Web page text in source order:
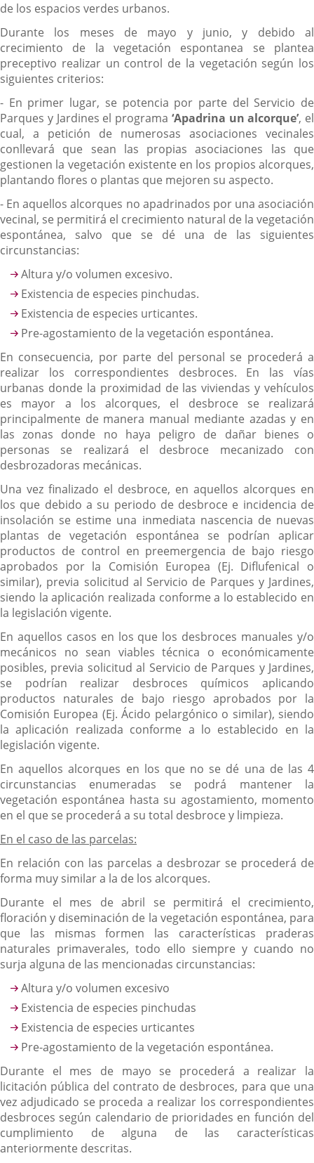
de los espacios verdes urbanos.
Durante los meses de mayo y junio, y debido al
crecimiento de la vegetación espontanea se plantea
preceptivo realizar un control de la vegetación según los
siguientes criterios:
- En primer lugar, se potencia por parte del Servicio de
Parques y Jardines el programa ‘Apadrina un alcorque’, el
cual, a petición de numerosas asociaciones vecinales
conllevará que sean las propias asociaciones las que
gestionen la vegetación existente en los propios alcorques,
plantando flores o plantas que mejoren su aspecto.
- En aquellos alcorques no apadrinados por una asociación
vecinal, se permitirá el crecimiento natural de la vegetación
espontánea, salvo que se dé una de las siguientes
circunstancias:
Altura y/o volumen excesivo.
Existencia de especies pinchudas.
Existencia de especies urticantes.
Pre-agostamiento de la vegetación espontánea.
En consecuencia, por parte del personal se procederá a
realizar los correspondientes desbroces. En las vías
urbanas donde la proximidad de las viviendas y vehículos
es mayor a los alcorques, el desbroce se realizará
principalmente de manera manual mediante azadas y en
las zonas donde no haya peligro de dañar bienes o
personas se realizará el desbroce mecanizado con
desbrozadoras mecánicas.
Una vez finalizado el desbroce, en aquellos alcorques en
los que debido a su periodo de desbroce e incidencia de
insolación se estime una inmediata nascencia de nuevas
plantas de vegetación espontánea se podrían aplicar
productos de control en preemergencia de bajo riesgo
aprobados por la Comisión Europea (Ej. Diflufenical o
similar), previa solicitud al Servicio de Parques y Jardines,
siendo la aplicación realizada conforme a lo establecido en
la legislación vigente.
En aquellos casos en los que los desbroces manuales y/o
mecánicos no sean viables técnica o económicamente
posibles, previa solicitud al Servicio de Parques y Jardines,
se podrían realizar desbroces químicos aplicando
productos naturales de bajo riesgo aprobados por la
Comisión Europea (Ej. Ácido pelargónico o similar), siendo
la aplicación realizada conforme a lo establecido en la
legislación vigente.
En aquellos alcorques en los que no se dé una de las 4
circunstancias enumeradas se podrá mantener la
vegetación espontánea hasta su agostamiento, momento
en el que se procederá a su total desbroce y limpieza.
En el caso de las parcelas:
En relación con las parcelas a desbrozar se procederá de
forma muy similar a la de los alcorques.
Durante el mes de abril se permitirá el crecimiento,
floración y diseminación de la vegetación espontánea, para
que las mismas formen las características praderas
naturales primaverales, todo ello siempre y cuando no
surja alguna de las mencionadas circunstancias:
Altura y/o volumen excesivo
Existencia de especies pinchudas
Existencia de especies urticantes
Pre-agostamiento de la vegetación espontánea.
Durante el mes de mayo se procederá a realizar la
licitación pública del contrato de desbroces, para que una
vez adjudicado se proceda a realizar los correspondientes
desbroces según calendario de prioridades en función del
cumplimiento de alguna de las características
anteriormente descritas.